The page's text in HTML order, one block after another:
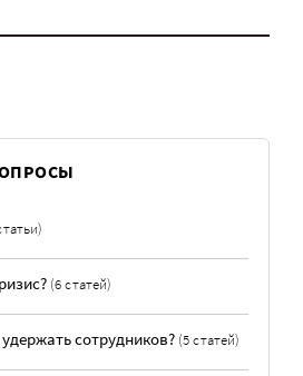
(6 статей)
сотрудников? (5 статей)